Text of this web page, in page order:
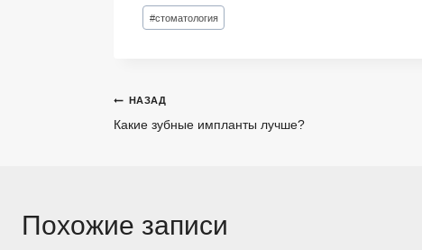
Метки
записи:
#стоматология
Навигация
по
НАЗАД
Какие зубные импланты лучше?
Похожие записи